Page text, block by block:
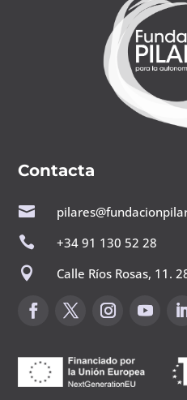
Contacta


+34 91 130 52 28

Calle Ríos Rosas, 11.